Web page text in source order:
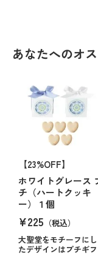
あなたへのオ
【23%OFF】
ホワイトグレース
チ（ハートクッキ
ー）１個
¥225 （税込）
大聖堂をモチーフにし
たデザインはプチギフ